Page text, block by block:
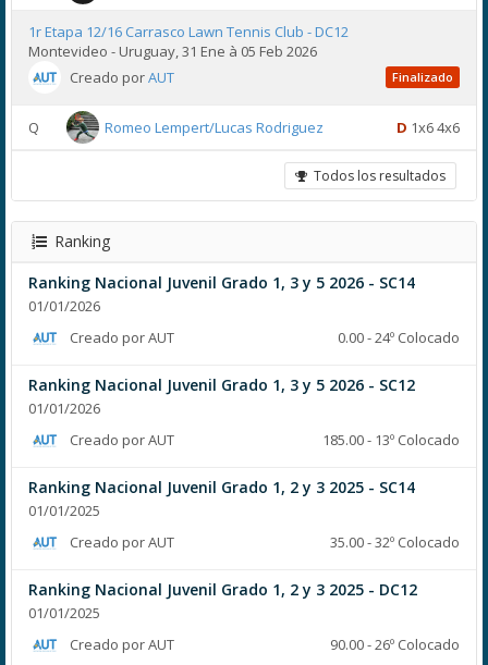
1r Etapa 12/16 Carrasco Lawn Tennis Club - DC12
Montevideo - Uruguay, 31 Ene à 05 Feb 2026
Creado porAUT Finalizado
Q Romeo Lempert/Lucas Rodriguez D 1x6 4x6
Todos los resultados
Ranking
Ranking Nacional Juvenil Grado 1, 3 y 5 2026 - SC14
01/01/2026
Creado por AUT
0.00 - 24º Colocado
Ranking Nacional Juvenil Grado 1, 3 y 5 2026 - SC12
01/01/2026
Creado por AUT
185.00 - 13º Colocado
Ranking Nacional Juvenil Grado 1, 2 y 3 2025 - SC14
01/01/2025
Creado por AUT
35.00 - 32º Colocado
Ranking Nacional Juvenil Grado 1, 2 y 3 2025 - DC12
01/01/2025
Creado por AUT
90.00 - 26º Colocado